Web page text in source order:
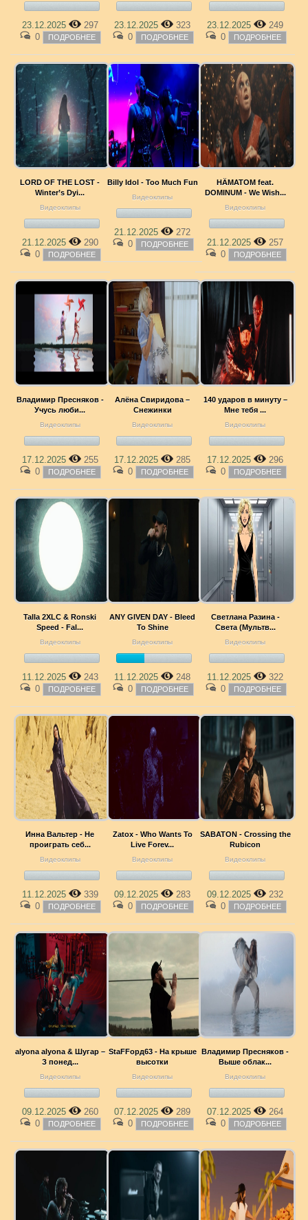
23.12.2025
297
0
ПОДРОБНЕЕ
23.12.2025
323
0
ПОДРОБНЕЕ
23.12.2025
249
0
ПОДРОБНЕЕ
LORD OF THE LOST -
Winter’s Dyi...
Видеоклипы
21.12.2025
290
0
ПОДРОБНЕЕ
Billy Idol - Too Much Fun
Видеоклипы
21.12.2025
272
0
ПОДРОБНЕЕ
HÄMATOM feat.
DOMINUM - We Wish...
Видеоклипы
21.12.2025
257
0
ПОДРОБНЕЕ
Владимир Пресняков -
Учусь люби...
Видеоклипы
17.12.2025
255
0
ПОДРОБНЕЕ
Алёна Свиридова –
Снежинки
Видеоклипы
17.12.2025
285
0
ПОДРОБНЕЕ
140 ударов в минуту –
Мне тебя ...
Видеоклипы
17.12.2025
296
0
ПОДРОБНЕЕ
Talla 2XLC & Ronski
Speed - Fal...
Видеоклипы
11.12.2025
243
0
ПОДРОБНЕЕ
ANY GIVEN DAY - Bleed
To Shine
Видеоклипы
11.12.2025
248
0
ПОДРОБНЕЕ
Светлана Разина -
Света (Мультв...
Видеоклипы
11.12.2025
322
0
ПОДРОБНЕЕ
Инна Вальтер - Не
проиграть себ...
Видеоклипы
11.12.2025
339
0
ПОДРОБНЕЕ
Zatox - Who Wants To
Live Forev...
Видеоклипы
09.12.2025
283
0
ПОДРОБНЕЕ
SABATON - Crossing the
Rubicon
Видеоклипы
09.12.2025
232
0
ПОДРОБНЕЕ
alyona alyona & Шугар –
З понед...
Видеоклипы
09.12.2025
260
0
ПОДРОБНЕЕ
StaFFорд63 - На крыше
высотки
Видеоклипы
07.12.2025
289
0
ПОДРОБНЕЕ
Владимир Пресняков -
Выше облак...
Видеоклипы
07.12.2025
264
0
ПОДРОБНЕЕ